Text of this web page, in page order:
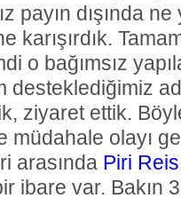
payın dışında
karışırdık.
o bağımsız
desteklediğimiz
ziyaret ettik.
müdahale olayı
arasında Piri
ibare var. Bakın